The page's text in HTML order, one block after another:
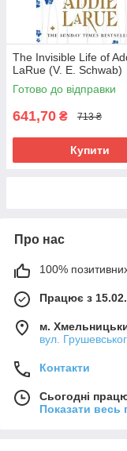
The Invisible Life of
LaRue (V. E. Schwab)
Готово до відправки
641,70 ₴ 713 ₴
Купити
Про нас
100% позитивних
Працює з
м.
вул.
Контакти
Сьогодні
Показати весь